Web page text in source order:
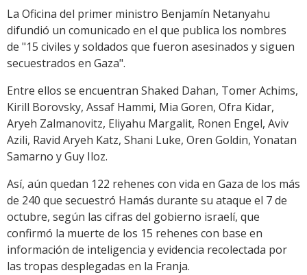
La Oficina del primer ministro Benjamín Netanyahu
difundió un comunicado en el que publica los nombres
de "15 civiles y soldados que fueron asesinados y siguen
secuestrados en Gaza".
Entre ellos se encuentran Shaked Dahan, Tomer Achims,
Kirill Borovsky, Assaf Hammi, Mia Goren, Ofra Kidar,
Aryeh Zalmanovitz, Eliyahu Margalit, Ronen Engel, Aviv
Azili, Ravid Aryeh Katz, Shani Luke, Oren Goldin, Yonatan
Samarno y Guy Iloz.
Así, aún quedan 122 rehenes con vida en Gaza de los más
de 240 que secuestró Hamás durante su ataque el 7 de
octubre, según las cifras del gobierno israelí, que
confirmó la muerte de los 15 rehenes con base en
información de inteligencia y evidencia recolectada por
las tropas desplegadas en la Franja.